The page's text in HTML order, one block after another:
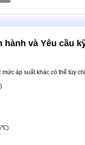
hành và Yêu cầu
áp suất khác có thể tùy